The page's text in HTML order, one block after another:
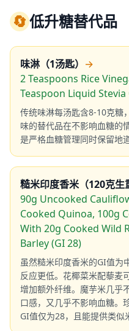
🔄低升糖替代品
味淋（1汤匙） →
2 Teaspoons Rice
Teaspoon Liquid
传统味淋每汤匙含8-10克糖
味的替代品在不影响血糖的
是严格血糖管理同时保留地
糙米印度香米（120克生
90g Uncooked
Cooked Quinoa, 100g
With 20g Cooked Wild
Barley (GI 28)
虽然糙米印度香米的GI值为
反应更低。花椰菜米配藜麦
增加额外纤维。魔芋米几乎
口感，又几乎不影响血糖。
GI值仅为28，且能提供类似